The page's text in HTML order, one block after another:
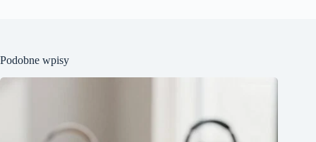
Podobne wpisy